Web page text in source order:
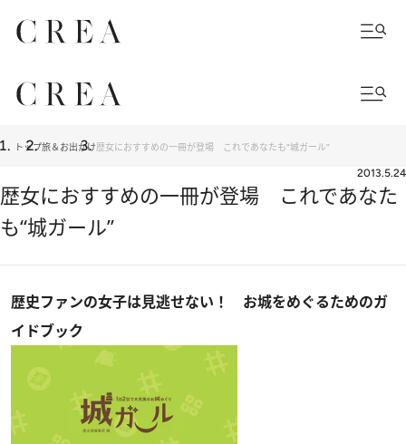
トップ旅＆お出かけ歴女におすすめの一冊が登場 これであなたも“城ガール”
2013.5.24
歴女におすすめの一冊が登場 これであなた
も“城ガール”
歴史ファンの女子は見逃せない！ お城をめぐるためのガ
イドブック